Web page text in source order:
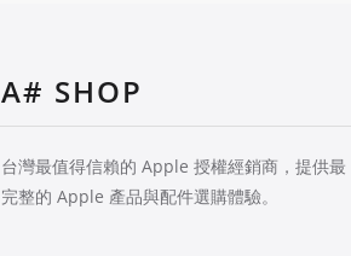
A# SHOP
台灣最值得信賴的 Apple 授權經銷商，提供最
完整的 Apple 產品與配件選購體驗。